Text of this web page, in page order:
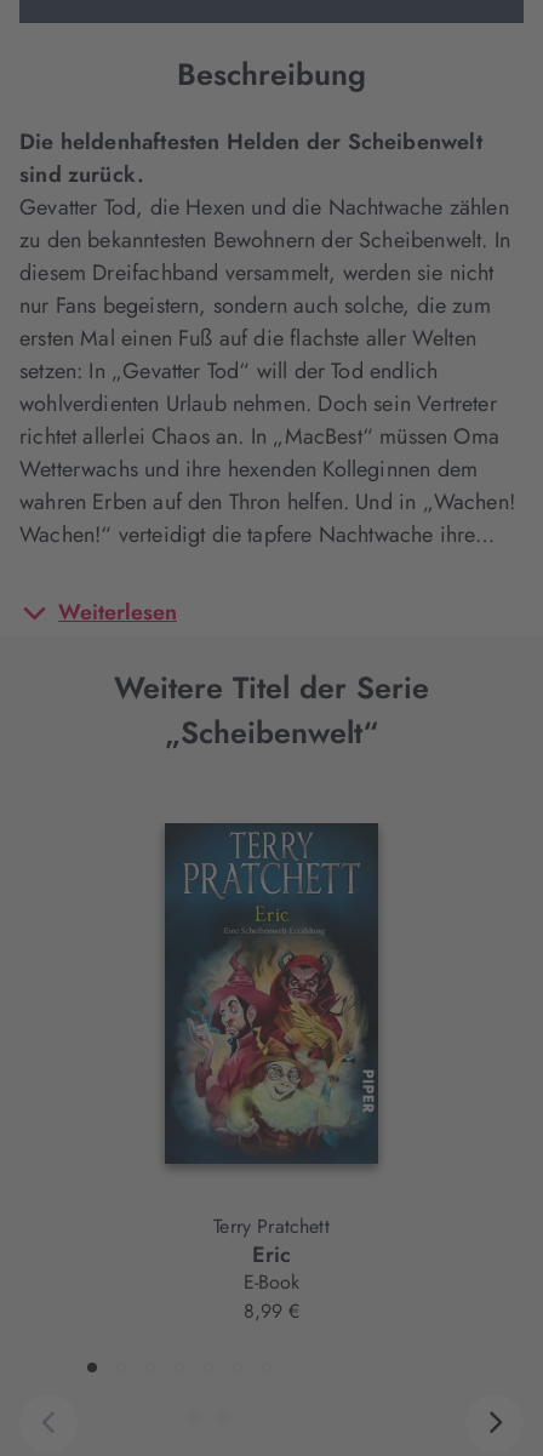
Beschreibung
Die heldenhaftesten Helden der Scheibenwelt
sind zurück.
Gevatter Tod, die Hexen und die Nachtwache zählen
zu den bekanntesten Bewohnern der Scheibenwelt. In
diesem Dreifachband versammelt, werden sie nicht
nur Fans begeistern, sondern auch solche, die zum
ersten Mal einen Fuß auf die flachste aller Welten
setzen: In „Gevatter Tod“ will der Tod endlich
wohlverdienten Urlaub nehmen. Doch sein Vertreter
richtet allerlei Chaos an. In „MacBest“ müssen Oma
Wetterwachs und ihre hexenden Kolleginnen dem
wahren Erben auf den Thron helfen. Und in „Wachen!
Wachen!“ verteidigt die tapfere Nachtwache ihre…
Weiterlesen
Weitere Titel der Serie
„Scheibenwelt“
Interaktives
Terry Pratchett
Eric
E-Book
8,99 €